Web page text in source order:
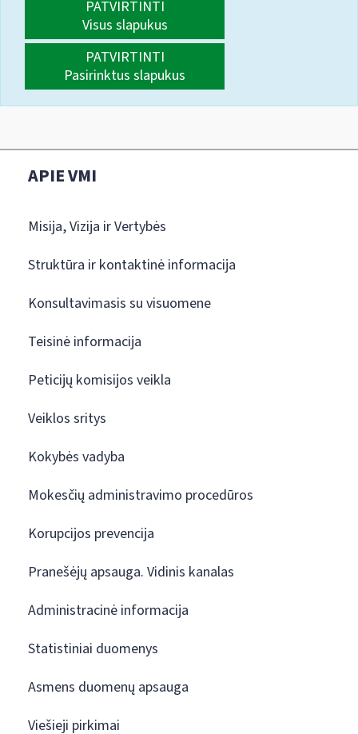
PATVIRTINTI
Visus slapukus
PATVIRTINTI
Pasirinktus slapukus
APIE VMI
Misija, Vizija ir Vertybės
Struktūra ir kontaktinė informacija
Konsultavimasis su visuomene
Teisinė informacija
Peticijų komisijos veikla
Veiklos sritys
Kokybės vadyba
Mokesčių administravimo procedūros
Korupcijos prevencija
Pranešėjų apsauga. Vidinis kanalas
Administracinė informacija
Statistiniai duomenys
Asmens duomenų apsauga
Viešieji pirkimai